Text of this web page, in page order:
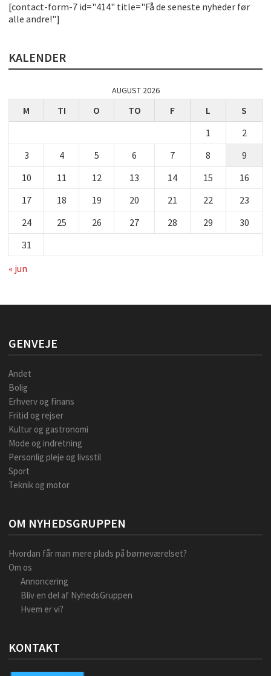
[contact-form-7 id="414" title="Få de seneste nyheder før
alle andre!"]
KALENDER
AUGUST 2026
M TI O TO F L
S
1
2
3
4 5 6 7 8
9
10
11 12 13 14 15
16
17
18 19 20 21 22
23
24
25 26 27 28 29
30
31
« jun
GENVEJE
Andet
Bolig
Erhverv og finans
Fritid og rejser
Kultur og gastronomi
Mode og indretning
Personlig pleje og livsstil
Sport
Teknik og motor
OM NYHEDSGRUPPEN
Hvordan får man mere plads på børneværelset?
Om os
Annoncering
Bliv en del af NyhedsGruppen
Hvem er vi?
KONTAKT